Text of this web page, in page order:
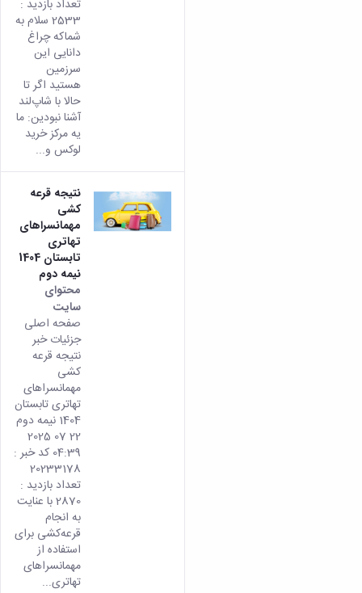
تعداد بازدید :
2533 سلام به
شماکه چراغ
دانایی این
سرزمین
هستید اگر تا
حالا با شاپ‌لند
آشنا نبودین: ما
یه مرکز خرید
لوکس و...
نتیجه قرعه
کشی
مهمانسراهای
تهاتری
تابستان 1404
نیمه دوم
محتوای
سایت
صفحه اصلی
جزئیات خبر
نتیجه قرعه
کشی
مهمانسراهای
تهاتری تابستان
1404 نیمه دوم
22 07 2025
04:39 کد خبر :
20233178
تعداد بازدید :
2870 با عنایت
به انجام
قرعه‌کشی برای
استفاده از
مهمانسراهای
تهاتری...